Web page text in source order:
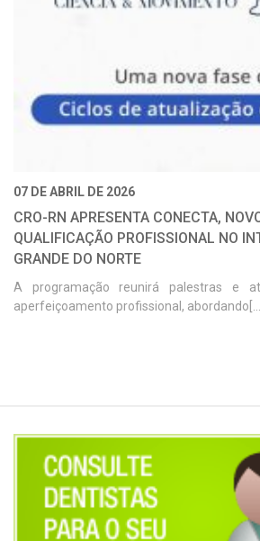
07 DE ABRIL DE 2026
CRO-RN APRESENTA CONECTA,
QUALIFICAÇÃO PROFISSIONAL NO
GRANDE DO NORTE
A programação reunirá palestras e
aperfeiçoamento profissional, abordando[...]